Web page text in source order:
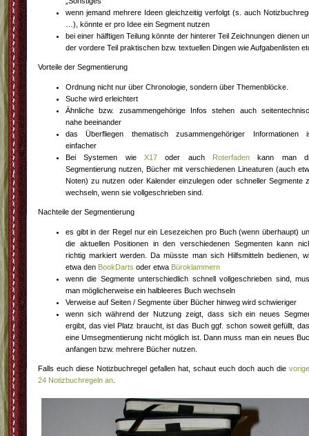
wenn jemand mehrere Ideen gleichzeitig verfolgt (s. auch
…), könnte er pro Idee ein Segment nutzen
bei einer hälftigen Teilung könnte der hinterer Teil Zeichnungen dienen
der vordere Teil praktischen bzw. textuellen Dingen wie Aufgabenlisten
Vorteile der Segmentierung
Ordnung nicht nur über Chronologie, sondern über Themenblöcke.
Suche wird erleichtert
Ähnliche bzw. zusammengehörige Infos stehen auch
nahe beeinander
das Überfliegen thematisch zusammengehöriger Informationen
einfacher
Bei Systemen wie X17 oder auch Roterfaden kann man
Segmentierung nutzen, Bücher mit verschiedenen Lineaturen (auch
Noten) zu nutzen oder Kalender einzulegen oder schneller Segmente
wechseln, wenn sie vollgeschrieben sind.
Nachteile der Segmentierung
es gibt in der Regel nur ein Lesezeichen pro Buch (wenn überhaupt)
die aktuellen Positionen in den verschiedenen Segmenten kann
richtig markiert werden. Da müsste man sich Hilfsmitteln bedienen,
etwa den BookDarts oder etwa Büroklammern
wenn die Segmente unterschiedlich schnell vollgeschrieben sind,
man möglicherweise ein halbleeres Buch wechseln
Verweise auf Seiten / Segmente über Bücher hinweg wird schwieriger
wenn sich während der Nutzung zeigt, dass sich ein neues
ergibt, das viel Platz braucht, ist das Buch ggf. schon soweit gefüllt,
eine Umsegmentierung nicht möglich ist. Dann muss man ein neues
anfangen bzw. mehrere Bücher nutzen.
Falls euch diese Notizbuchregel gefallen hat, schaut euch doch auch die
24 Notizbuchregeln an